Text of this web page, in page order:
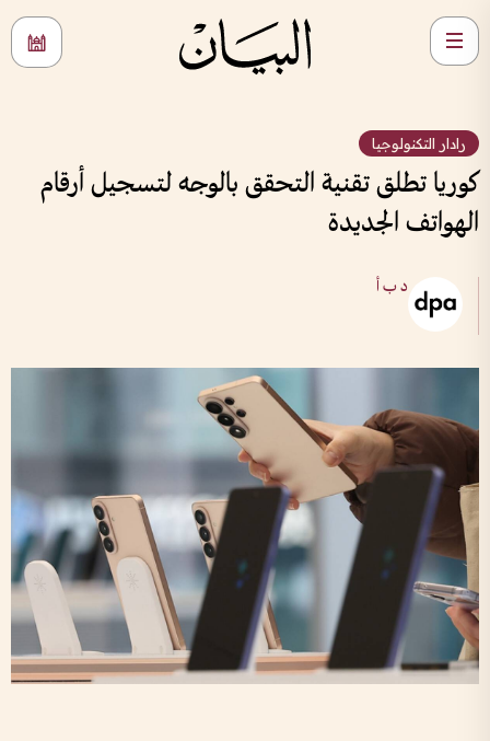
رادار التكنولوجيا
كوريا تطلق تقنية التحقق بالوجه لتسجيل أرقام
الهواتف الجديدة
د ب أ